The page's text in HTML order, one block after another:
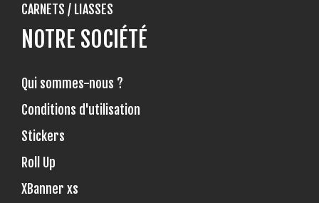
CARNETS / LIASSES
NOTRE SOCIÉTÉ
Qui sommes-nous ?
Conditions d'utilisation
Stickers
Roll Up
XBanner xs